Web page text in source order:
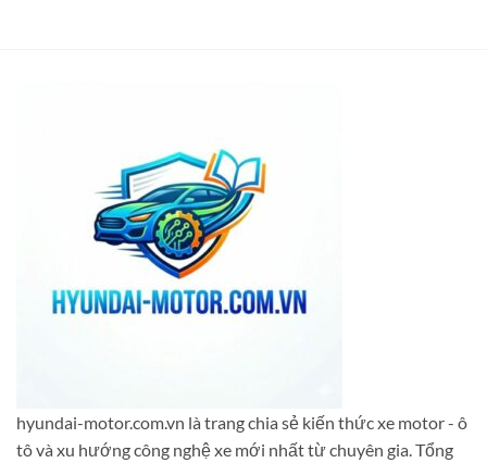
hyundai-motor.com.vn là trang chia sẻ kiến thức xe motor - ô
tô và xu hướng công nghệ xe mới nhất từ chuyên gia. Tổng